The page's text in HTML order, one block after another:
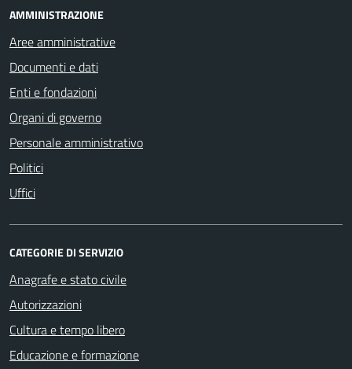
AMMINISTRAZIONE
Aree amministrative
Documenti e dati
Enti e fondazioni
Organi di governo
Personale amministrativo
Politici
Uffici
CATEGORIE DI SERVIZIO
Anagrafe e stato civile
Autorizzazioni
Cultura e tempo libero
Educazione e formazione